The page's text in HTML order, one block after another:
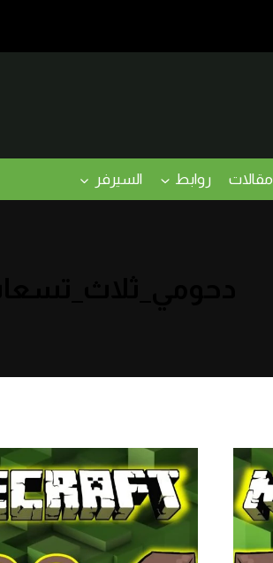
مقالات روابط السيرفر